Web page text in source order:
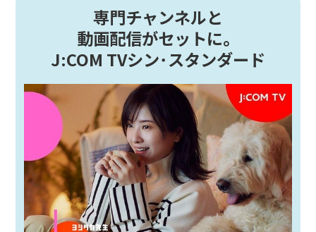
専門チャンネルと
動画配信がセットに。
J:COM TVシン･スタンダード